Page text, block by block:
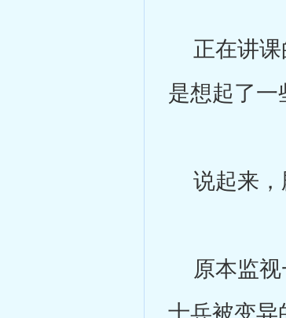
正在讲课
是想起了一
说起来，
原本监视
士兵被变异